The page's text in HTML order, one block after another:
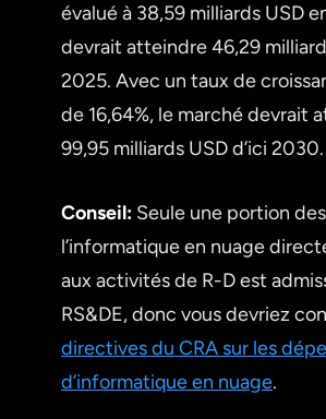
évalué à 38,59 milliards USD
devrait atteindre 46,29
2025. Avec un taux de
de 16,64%, le marché devrait
99,95 milliards USD d’ici 2030.
Conseil: Seule une portion
l’informatique en nuage
aux activités de R-D est
RS&DE, donc vous devriez
directives du CRA sur les
d’informatique en nuage.